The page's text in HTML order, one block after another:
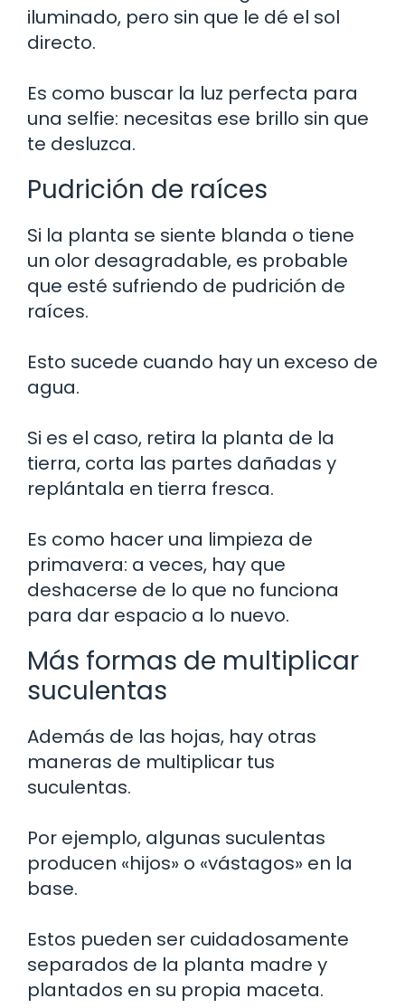
iluminado, pero sin que le dé el sol
directo.
Es como buscar la luz perfecta para
una selfie: necesitas ese brillo sin que
te desluzca.
Pudrición de raíces
Si la planta se siente blanda o tiene
un olor desagradable, es probable
que esté sufriendo de pudrición de
raíces.
Esto sucede cuando hay un exceso de
agua.
Si es el caso, retira la planta de la
tierra, corta las partes dañadas y
replántala en tierra fresca.
Es como hacer una limpieza de
primavera: a veces, hay que
deshacerse de lo que no funciona
para dar espacio a lo nuevo.
Más formas de multiplicar
suculentas
Además de las hojas, hay otras
maneras de multiplicar tus
suculentas.
Por ejemplo, algunas suculentas
producen «hijos» o «vástagos» en la
base.
Estos pueden ser cuidadosamente
separados de la planta madre y
plantados en su propia maceta.